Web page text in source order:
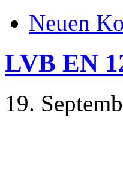
Neuen
LVB EN
19.